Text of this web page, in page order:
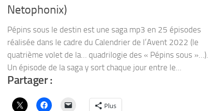
Netophonix)
Pépins sous le destin est une saga mp3 en 25 épisodes
réalisée dans le cadre du Calendrier de l’Avent 2022 (le
quatrième volet de la… quadrilogie des « Pépins sous »…).
Un épisode de la saga y sort chaque jour entre le...
Partager :
Plus